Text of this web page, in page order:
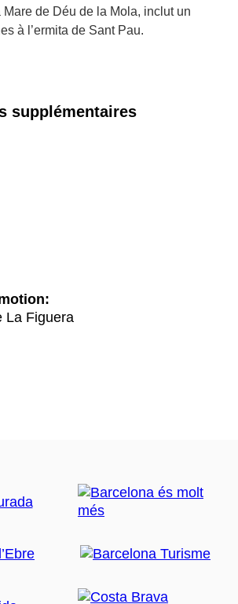
de Déu de la Mola, inclut un
à l’ermita de Sant Pau.
supplémentaires
La Figuera